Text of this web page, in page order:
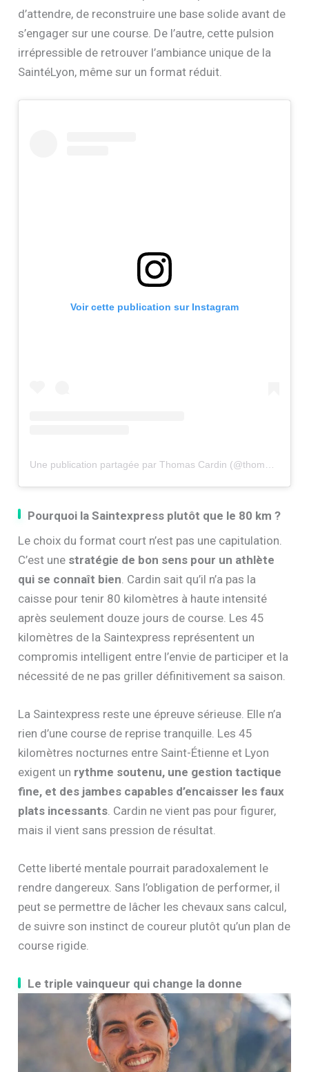
d’attendre, de reconstruire une base solide avant de
s’engager sur une course. De l’autre, cette pulsion
irrépressible de retrouver l’ambiance unique de la
SaintéLyon, même sur un format réduit.
Voir cette publication sur Instagram
Une publication partagée par Thomas Cardin (@thomas_cardin)
Pourquoi la Saintexpress plutôt que le 80 km ?
Le choix du format court n’est pas une capitulation.
C’est une stratégie de bon sens pour un athlète
qui se connaît bien . Cardin sait qu’il n’a pas la
caisse pour tenir 80 kilomètres à haute intensité
après seulement douze jours de course. Les 45
kilomètres de la Saintexpress représentent un
compromis intelligent entre l’envie de participer et la
nécessité de ne pas griller définitivement sa saison.
La Saintexpress reste une épreuve sérieuse. Elle n’a
rien d’une course de reprise tranquille. Les 45
kilomètres nocturnes entre Saint-Étienne et Lyon
exigent un rythme soutenu, une gestion tactique
fine, et des jambes capables d’encaisser les faux
plats incessants . Cardin ne vient pas pour figurer,
mais il vient sans pression de résultat.
Cette liberté mentale pourrait paradoxalement le
rendre dangereux. Sans l’obligation de performer, il
peut se permettre de lâcher les chevaux sans calcul,
de suivre son instinct de coureur plutôt qu’un plan de
course rigide.
Le triple vainqueur qui change la donne